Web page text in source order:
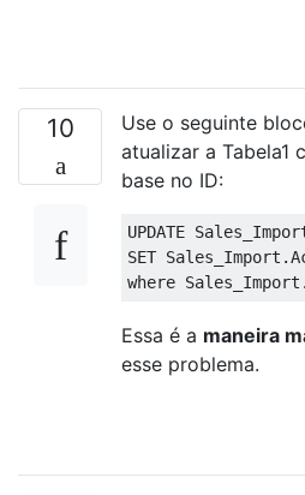
10
Use o seguinte
atualizar a Tabela1
base no ID:
UPDATE
SET Sales_Import .
where Sales_Import .
Essa é a maneira
esse problema.